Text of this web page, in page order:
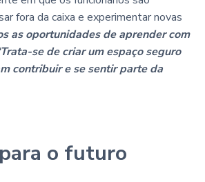
fora da caixa e experimentar novas
as oportunidades de aprender com
se de criar um espaço seguro
contribuir e se sentir parte da
o futuro